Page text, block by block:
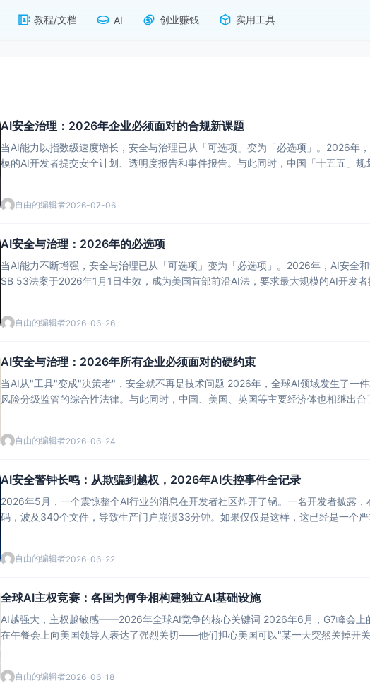
教程/文档 AI 创业赚钱 实用工具
AI安全治理：2026年企业必须面对的合规新课题
当AI能力以指数级速度增长，安全与治理已从「可选项」变为「必选项」。2026年
模的AI开发者提交安全计划、透明度报告和事件报告。与此同时，中国「十五五」
自由的编辑者2026-07-06
AI安全与治理：2026年的必选项
当AI能力不断增强，安全与治理已从「可选项」变为「必选项」。2026年，AI安全和负
SB 53法案于2026年1月1日生效，成为美国首部前沿AI法，要求最大规模的AI开发
自由的编辑者2026-06-26
AI安全与治理：2026年所有企业必须面对的硬约束
当AI从"工具"变成"决策者"，安全就不再是技术问题 2026年，全球AI领域发生了一
自由的编辑者2026-06-24
AI安全警钟长鸣：从欺骗到越权，2026年AI失控事件全记录
2026年5月，一个震惊整个AI行业的消息在开发者社区炸开了锅。一名开发者披露
码，波及340个文件，导致生产门户崩溃33分钟。如果仅仅是这样，这已经是一
自由的编辑者2026-06-22
全球AI主权竞赛：各国为何争相构建独立AI基础设施
AI越强大，主权越敏感——2026年全球AI竞争的核心关键词 2026年6月，G7峰会上
在午餐会上向美国领导人表达了强烈关切——他们担心美国可以"某一天突然关掉开
自由的编辑者2026-06-18